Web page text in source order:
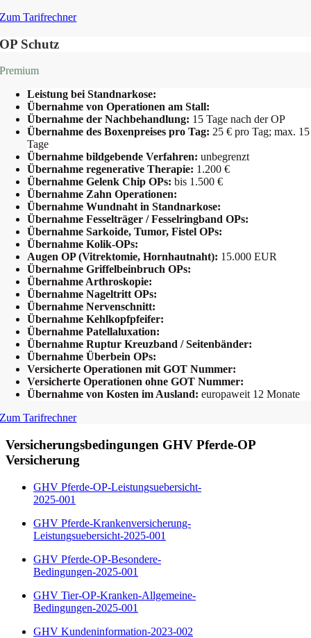
Zum Tarifrechner
OP Schutz
Premium
Leistung bei Standnarkose:
Übernahme von Operationen am Stall:
Übernahme der Nachbehandlung: 15 Tage nach der OP
Übernahme des Boxenpreises pro Tag: 25 € pro Tag; max. 15
Tage
Übernahme bildgebende Verfahren: unbegrenzt
Übernahme regenerative Therapie: 1.200 €
Übernahme Gelenk Chip OPs: bis 1.500 €
Übernahme Zahn Operationen:
Übernahme Wundnaht in Standnarkose:
Übernahme Fesselträger / Fesselringband OPs:
Übernahme Sarkoide, Tumor, Fistel OPs:
Übernahme Kolik-OPs:
Augen OP (Vitrektomie, Hornhautnaht): 15.000 EUR
Übernahme Griffelbeinbruch OPs:
Übernahme Arthroskopie:
Übernahme Nageltritt OPs:
Übernahme Nervenschnitt:
Übernahme Kehlkopfpfeifer:
Übernahme Patellaluxation:
Übernahme Ruptur Kreuzband / Seitenbänder:
Übernahme Überbein OPs:
Versicherte Operationen mit GOT Nummer:
Versicherte Operationen ohne GOT Nummer:
Übernahme von Kosten im Ausland: europaweit 12 Monate
Zum Tarifrechner
Versicherungsbedingungen GHV Pferde-OP
Versicherung
GHV Pferde-OP-Leistungsuebersicht-
2025-001
GHV Pferde-Krankenversicherung-
Leistungsuebersicht-2025-001
GHV Pferde-OP-Besondere-
Bedingungen-2025-001
GHV Tier-OP-Kranken-Allgemeine-
Bedingungen-2025-001
GHV Kundeninformation-2023-002